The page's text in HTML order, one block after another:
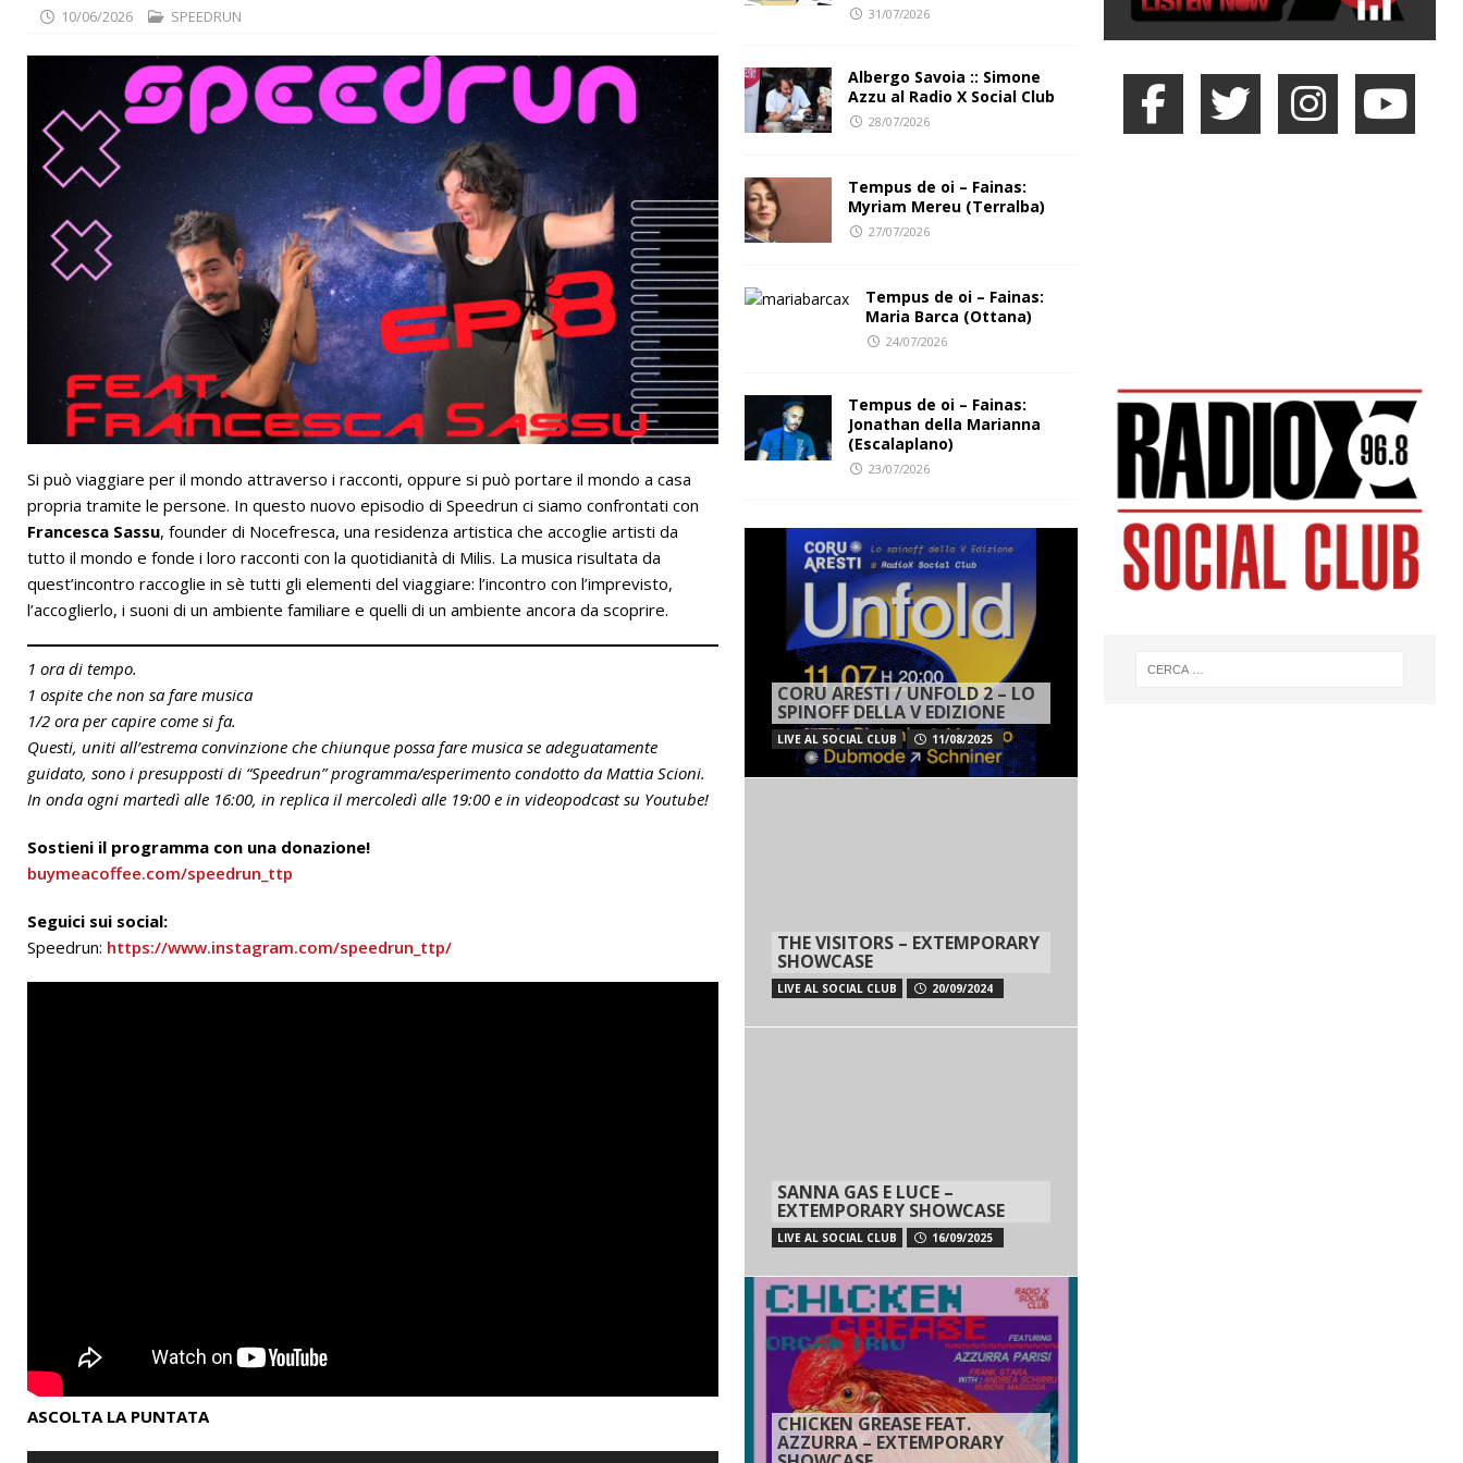
[ 28/07/2026 ] Albergo Savoia :: Simone Azzu al Radio X Social Club
10/06/2026 SPEEDRUN
Si può viaggiare per il mondo attraverso i racconti, oppure si può portare il mondo a casa
propria tramite le persone. In questo nuovo episodio di Speedrun ci siamo confrontati con
Francesca Sassu, founder di Nocefresca, una residenza artistica che accoglie artisti da
tutto il mondo e fonde i loro racconti con la quotidianità di Milis. La musica risultata da
quest’incontro raccoglie in sè tutti gli elementi del viaggiare: l’incontro con l’imprevisto,
l’accoglierlo, i suoni di un ambiente familiare e quelli di un ambiente ancora da scoprire.
1 ora di tempo.
1 ospite che non sa fare musica
1/2 ora per capire come si fa.
Questi, uniti all’estrema convinzione che chiunque possa fare musica se adeguatamente
guidato, sono i presupposti di “Speedrun” programma/esperimento condotto da Mattia Scioni.
In onda ogni martedì alle 16:00, in replica il mercoledì alle 19:00 e in videopodcast su Youtube!
Sostieni il programma con una donazione!
buymeacoffee.com/speedrun_ttp
Seguici sui social:
Speedrun: https://www.instagram.com/speedrun_ttp/
ASCOLTA LA PUNTATA
31/07/2026
Albergo Savoia :: Simone
Azzu al Radio X Social Club
28/07/2026
Tempus de oi – Fainas:
Myriam Mereu (Terralba)
27/07/2026
Tempus de oi – Fainas:
Maria Barca (Ottana)
24/07/2026
Tempus de oi – Fainas:
Jonathan della Marianna
(Escalaplano)
23/07/2026
CORU ARESTI / UNFOLD 2 – LO
SPINOFF DELLA V EDIZIONE
LIVE AL SOCIAL CLUB 11/08/2025
THE VISITORS – EXTEMPORARY
SHOWCASE
LIVE AL SOCIAL CLUB 20/09/2024
SANNA GAS E LUCE –
EXTEMPORARY SHOWCASE
LIVE AL SOCIAL CLUB 16/09/2025
CHICKEN GREASE FEAT.
AZZURRA – EXTEMPORARY